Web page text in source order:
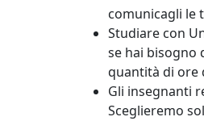
comunicagli le
Studiare con
se hai bisogno
quantità di ore
Gli insegnanti
Sceglieremo